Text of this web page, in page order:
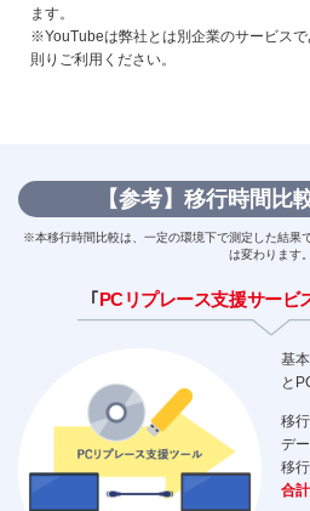
ます。
※YouTubeは弊社とは別企業のサービス
則りご利用ください。
【参考】移行時間比
※本移行時間比較は、一定の環境下で測定した結果
は変わります。
｢PCリプレース支援サービ
基
と
移
デ
移
合